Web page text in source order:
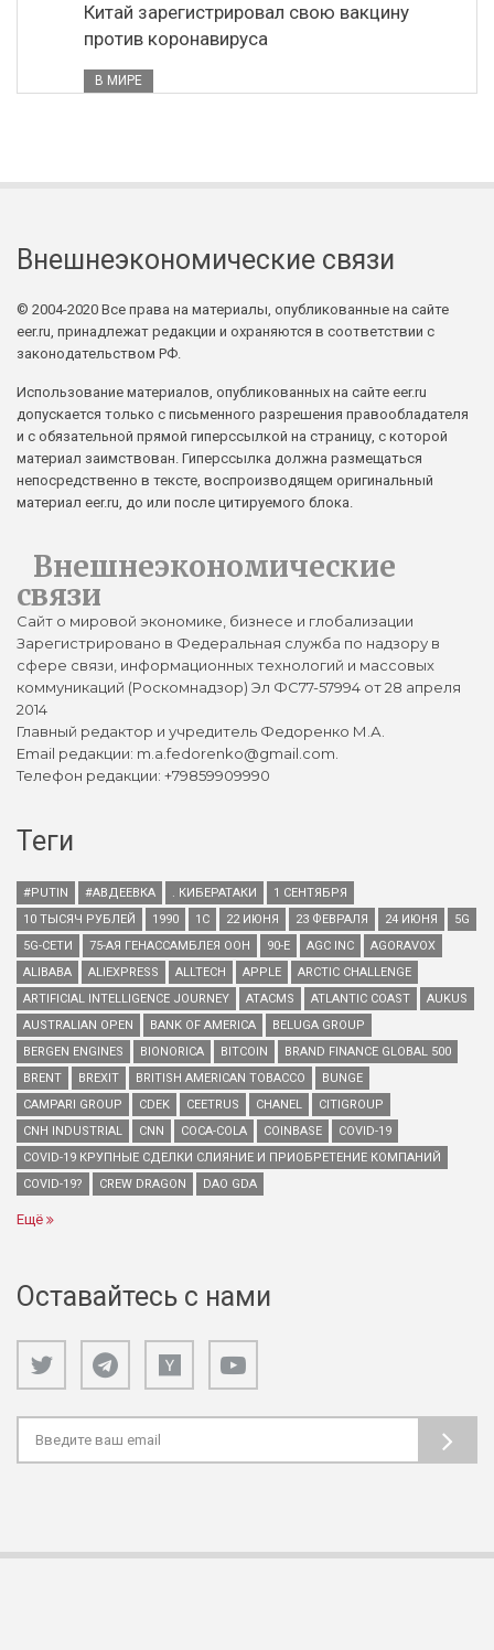
Китай зарегистрировал свою вакцину
против коронавируса
В МИРЕ
Внешнеэкономические связи
© 2004-2020 Все права на материалы, опубликованные на сайте
eer.ru, принадлежат редакции и охраняются в соответствии с
законодательством РФ.
Использование материалов, опубликованных на сайте eer.ru
допускается только с письменного разрешения правообладателя
и с обязательной прямой гиперссылкой на страницу, с которой
материал заимствован. Гиперссылка должна размещаться
непосредственно в тексте, воспроизводящем оригинальный
материал eer.ru, до или после цитируемого блока.
Внешнеэкономические
связи
Сайт о мировой экономике, бизнесе и глобализации
Зарегистрировано в Федеральная служба по надзору в
сфере связи, информационных технологий и массовых
коммуникаций (Роскомнадзор) Эл ФС77-57994 от 28 апреля
2014
Главный редактор и учредитель Федоренко М.А.
Email редакции: m.a.fedorenko@gmail.com.
Телефон редакции: +79859909990
Теги
#PUTIN #АВДЕЕВКА . КИБЕРАТАКИ
1 СЕНТЯБРЯ
10 ТЫСЯЧ РУБЛЕЙ
1990 1С 22 ИЮНЯ 23 ФЕВРАЛЯ 24 ИЮНЯ
5G
5G-СЕТИ
75-АЯ ГЕНАССАМБЛЕЯ ООН 90-Е AGC INC
AGORAVOX
ALIBABA
ALIEXPRESS ALLTECH APPLE
ARCTIC CHALLENGE
ARTIFICIAL INTELLIGENCE JOURNEY
ATACMS ATLANTIC COAST
AUKUS
AUSTRALIAN OPEN
BANK OF AMERICA
BELUGA GROUP
BERGEN ENGINES
BIONORICA BITCOIN
BRAND FINANCE GLOBAL 500
BRENT
BREXIT BRITISH AMERICAN TOBACCO
BUNGE
CAMPARI GROUP
CDEK CEETRUS CHANEL
CITIGROUP
CNH INDUSTRIAL
CNN COCA-COLA COINBASE
COVID-19
COVID-19 КРУПНЫЕ СДЕЛКИ СЛИЯНИЕ И ПРИОБРЕТЕНИЕ КОМПАНИЙ
COVID-19?
CREW DRAGON DAO GDA
Ещё
Оставайтесь с нами